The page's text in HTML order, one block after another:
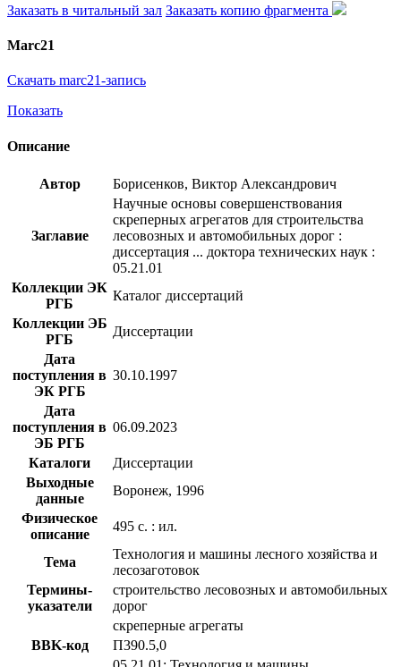
Заказать в читальный зал Заказать копию фрагмента
Marc21
Скачать marc21-запись
Показать
Описание
Автор Борисенков, Виктор Александрович
Заглавие
Научные основы совершенствования
скреперных агрегатов для строительства
лесовозных и автомобильных дорог :
диссертация ... доктора технических наук :
05.21.01
Коллекции ЭК
РГБ
Каталог диссертаций
Коллекции ЭБ
РГБ
Диссертации
Дата
поступления в
ЭК РГБ
30.10.1997
Дата
поступления в
ЭБ РГБ
06.09.2023
Каталоги
Диссертации
Выходные
данные
Воронеж, 1996
Физическое
описание
495 с. : ил.
Тема
Технология и машины лесного хозяйства и
лесозаготовок
Термины-
указатели
строительство лесовозных и автомобильных
дорог
скреперные агрегаты
BBK-код
П390.5,0